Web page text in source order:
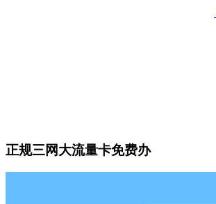
正规三网大流量卡免费办